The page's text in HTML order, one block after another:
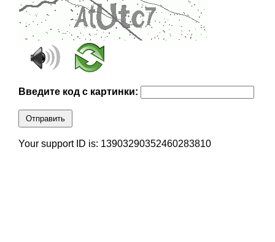
Введите код с картинки:
Отправить
Your support ID is: 13903290352460283810